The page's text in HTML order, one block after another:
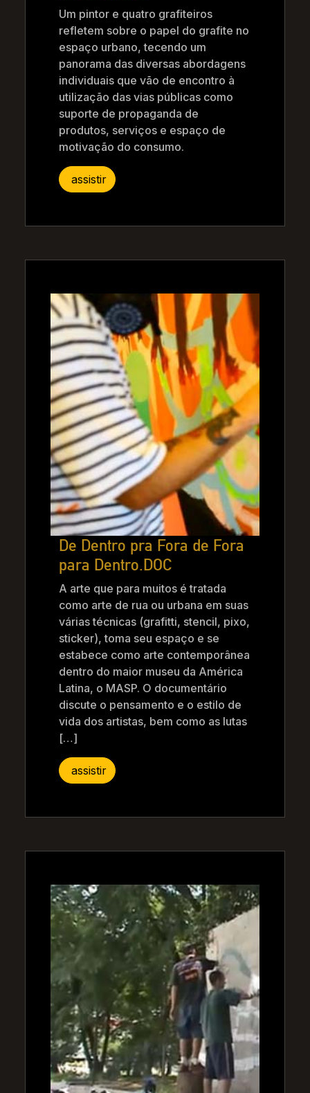
Um pintor e quatro grafiteiros
refletem sobre o papel do grafite no
espaço urbano, tecendo um
panorama das diversas abordagens
individuais que vão de encontro à
utilização das vias públicas como
suporte de propaganda de
produtos, serviços e espaço de
motivação do consumo.
assistir
De Dentro pra Fora de Fora
para Dentro.DOC
A arte que para muitos é tratada
como arte de rua ou urbana em suas
várias técnicas (grafitti, stencil, pixo,
sticker), toma seu espaço e se
estabece como arte contemporânea
dentro do maior museu da América
Latina, o MASP. O documentário
discute o pensamento e o estilo de
vida dos artistas, bem como as lutas
[…]
assistir